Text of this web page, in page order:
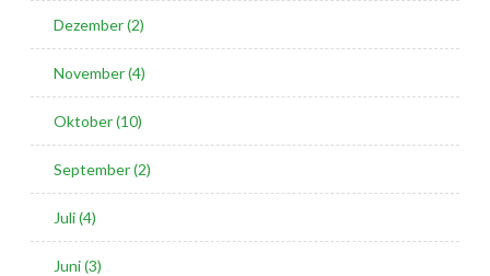
Dezember (2)
November (4)
Oktober (10)
September (2)
Juli (4)
Juni (3)